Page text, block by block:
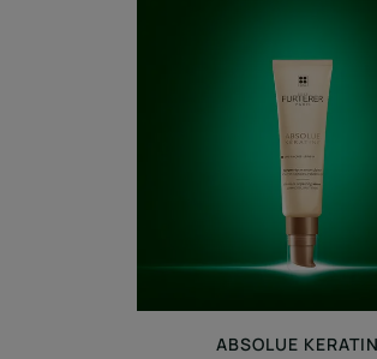
-
soin
pointes
abimées
ABSOLUE